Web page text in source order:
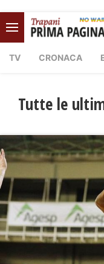
TV CRONACA
Tutte le